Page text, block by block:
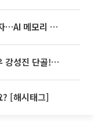
SK하이닉스, 용인·청주에 54조 투자…AI 메모리 생산기지 키운다
'2TV 생생정보' 오늘방송맛집- 배우 강성진 단골! 쌀국수ㆍ푸팟퐁 커리 맛집 '블○○○'
? [해시태그]